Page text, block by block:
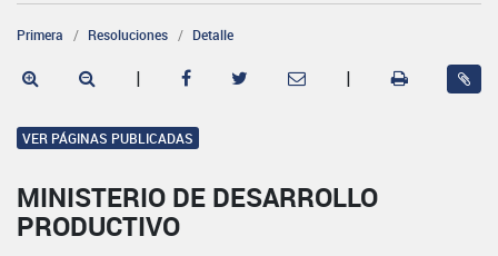
Primera Resoluciones Detalle
| |
VER PÁGINAS PUBLICADAS
MINISTERIO DE DESARROLLO
PRODUCTIVO